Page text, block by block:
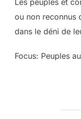
Les peuples et
ou non reconnus
dans le déni de
Focus: Peuples